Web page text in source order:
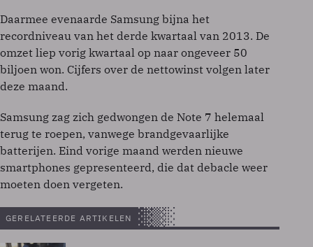
Daarmee evenaarde Samsung bijna het
recordniveau van het derde kwartaal van 2013. De
omzet liep vorig kwartaal op naar ongeveer 50
biljoen won. Cijfers over de nettowinst volgen later
deze maand.
Samsung zag zich gedwongen de Note 7 helemaal
terug te roepen, vanwege brandgevaarlijke
batterijen. Eind vorige maand werden nieuwe
smartphones gepresenteerd, die dat debacle weer
moeten doen vergeten.
GERELATEERDE ARTIKELEN